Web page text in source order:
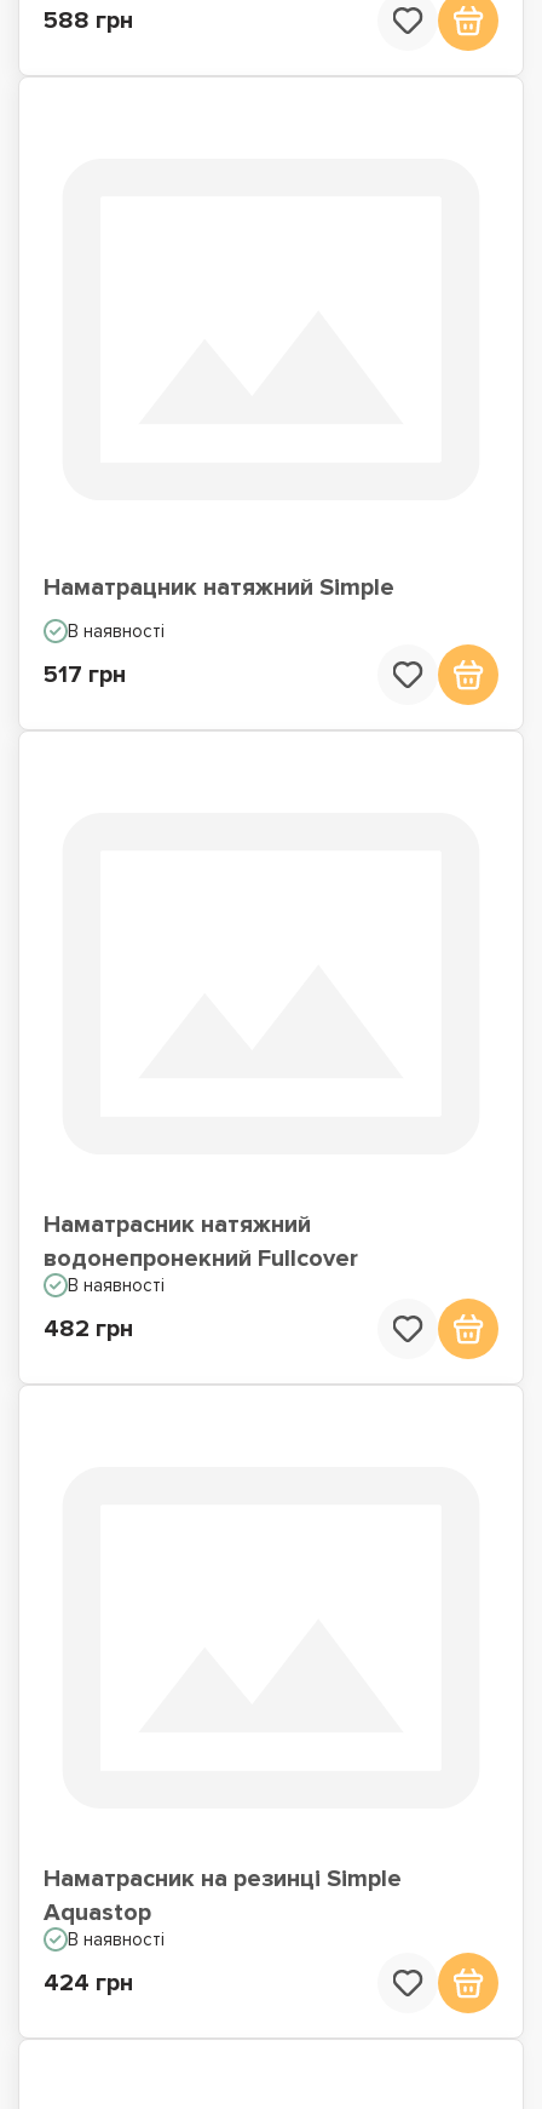
588 грн
Наматрацник натяжний Simple
В наявності
517 грн
Наматрасник натяжний
водонепронекний Fullcover
В наявності
482 грн
Наматрасник на резинці Simple
Aquastop
В наявності
424 грн